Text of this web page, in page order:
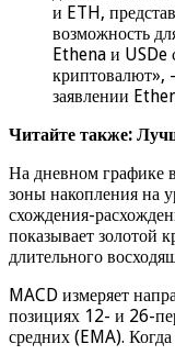
и ETH,
возможность
Ethena и USDe
криптовалют»,
заявлении
Читайте также:
На дневном графике
зоны накопления на
схождения-
показывает золотой
длительного
MACD измеряет
позициях 12- и 26-
средних (EMA).